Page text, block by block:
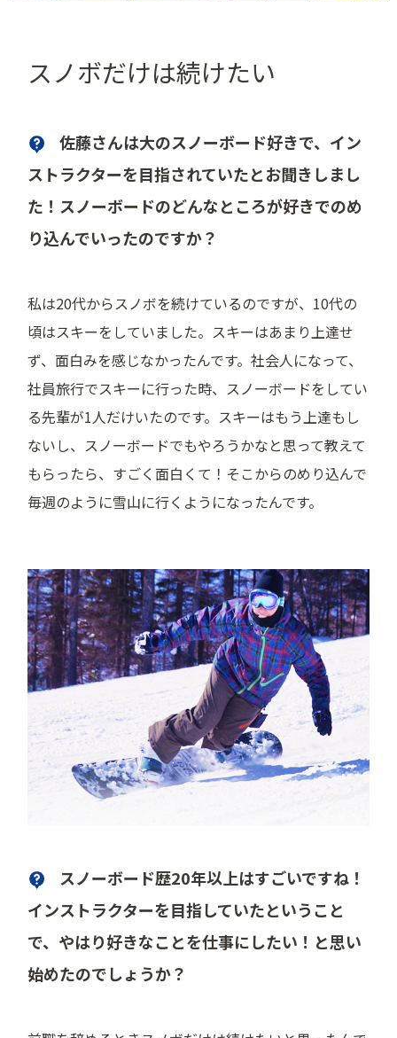
スノボだけは続けたい
佐藤さんは大のスノーボード好きで、イン
ストラクターを目指されていたとお聞きしまし
た！スノーボードのどんなところが好きでのめ
り込んでいったのですか？
私は20代からスノボを続けているのですが、10代の
頃はスキーをしていました。スキーはあまり上達せ
ず、面白みを感じなかったんです。社会人になって、
社員旅行でスキーに行った時、スノーボードをしてい
る先輩が1人だけいたのです。スキーはもう上達もし
ないし、スノーボードでもやろうかなと思って教えて
もらったら、すごく面白くて！そこからのめり込んで
毎週のように雪山に行くようになったんです。
スノーボード歴20年以上はすごいですね！
インストラクターを目指していたということ
で、やはり好きなことを仕事にしたい！と思い
始めたのでしょうか？